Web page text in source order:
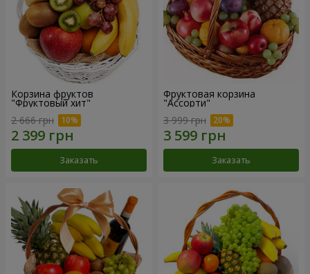
Корзина фруктов
"Фруктовый хит"
2 666 грн
Заказать
Фруктовая корзина
"Ассорти"
3 999 грн
Заказать